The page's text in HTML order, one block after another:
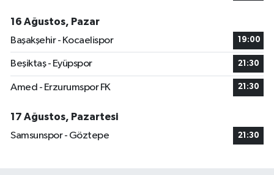
16 Ağustos, Pazar
Başakşehir - Kocaelispor
19:00
Beşiktaş - Eyüpspor 21:30
Amed - Erzurumspor FK 21:30
17 Ağustos, Pazartesi
Samsunspor - Göztepe
21:30